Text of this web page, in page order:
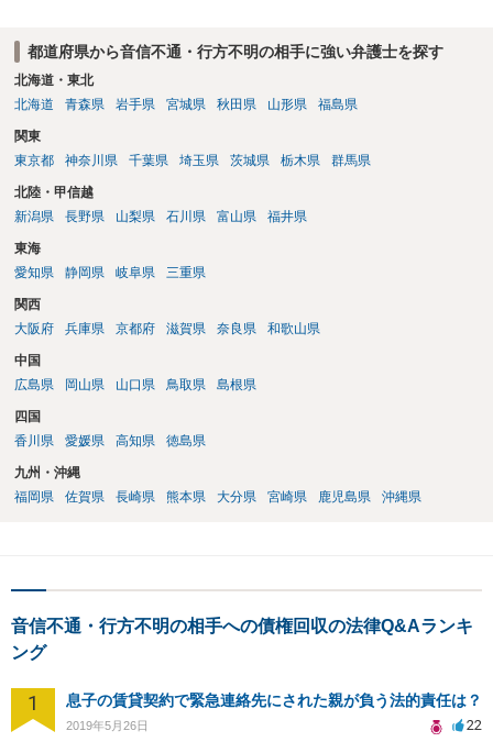
都道府県から音信不通・行方不明の相手に強い弁護士を探す
北海道・東北
北海道
青森県 岩手県 宮城県 秋田県 山形県 福島県
関東
東京都
神奈川県 千葉県 埼玉県 茨城県 栃木県 群馬県
北陸・甲信越
新潟県
長野県 山梨県 石川県 富山県 福井県
東海
愛知県
静岡県 岐阜県 三重県
関西
大阪府
兵庫県 京都府 滋賀県 奈良県 和歌山県
中国
広島県
岡山県 山口県 鳥取県 島根県
四国
香川県
愛媛県 高知県 徳島県
九州・沖縄
福岡県
佐賀県 長崎県 熊本県 大分県 宮崎県 鹿児島県 沖縄県
音信不通・行方不明の相手への債権回収の法律Q&Aランキ
ング
1 息子の賃貸契約で緊急連絡先にされた親が負う法的責任は？
2019年5月26日 22